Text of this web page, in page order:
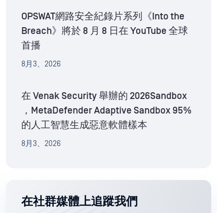
OPSWAT網路安全紀錄片系列《Into the
Breach》將於 8 月 8 日在 YouTube 全球
首播
8月3、2026
在 Venak Security 舉辦的 2026Sandbox
，MetaDefender Adaptive Sandbox 95%
的人工智慧生成惡意軟體樣本
8月3、2026
在社群媒體上追蹤我們